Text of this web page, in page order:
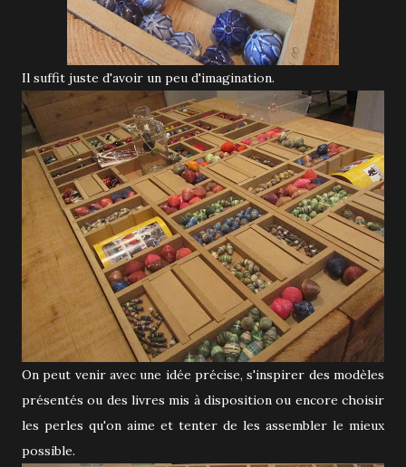
Il suffit juste d'avoir un peu d'imagination.
On peut venir avec une idée précise, s'inspirer des modèles
présentés ou des livres mis à disposition ou encore choisir
les perles qu'on aime et tenter de les assembler le mieux
possible.